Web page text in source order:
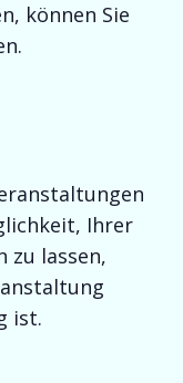
können Sie
Ihrer
zu lassen,
ist.